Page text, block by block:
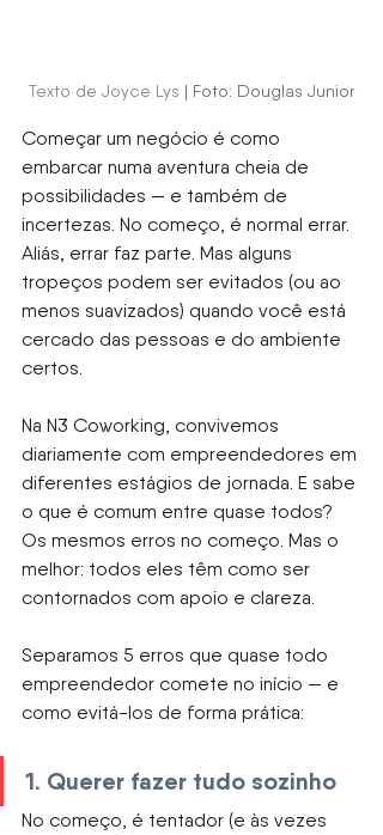
Texto de Joyce Lys | Foto: Douglas Junior
Começar um negócio é como
embarcar numa aventura cheia de
possibilidades — e também de
incertezas. No começo, é normal errar.
Aliás, errar faz parte. Mas alguns
tropeços podem ser evitados (ou ao
menos suavizados) quando você está
cercado das pessoas e do ambiente
certos.
Na N3 Coworking, convivemos
diariamente com empreendedores em
diferentes estágios de jornada. E sabe
o que é comum entre quase todos?
Os mesmos erros no começo. Mas o
melhor: todos eles têm como ser
contornados com apoio e clareza.
Separamos 5 erros que quase todo
empreendedor comete no início — e
como evitá-los de forma prática:
1. Querer fazer tudo sozinho
No começo, é tentador (e às vezes